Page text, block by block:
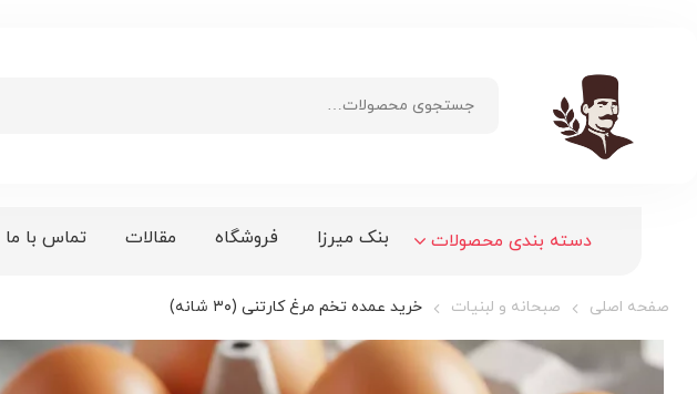
دسته بندی محصولات بنک میرزا فروشگاه مقالات تماس با ما
صفحه اصلی صبحانه و لبنیات خرید عمده تخم مرغ کارتنی (۳۰ شانه)